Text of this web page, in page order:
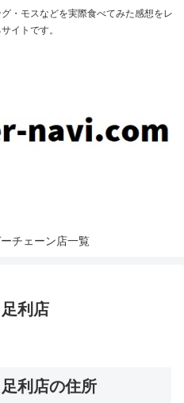
・モスなどを実際食べてみた感想をレ
イトです。
チェーン店一覧
利店
利店の住所